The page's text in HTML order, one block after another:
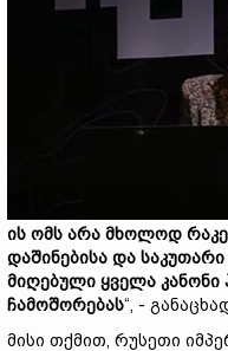
ის ომს არა მხოლოდ
დაშინებისა და
მიღებული ყველა კანონი
ჩამოშორებას“, -
მისი თქმით, რუსეთი